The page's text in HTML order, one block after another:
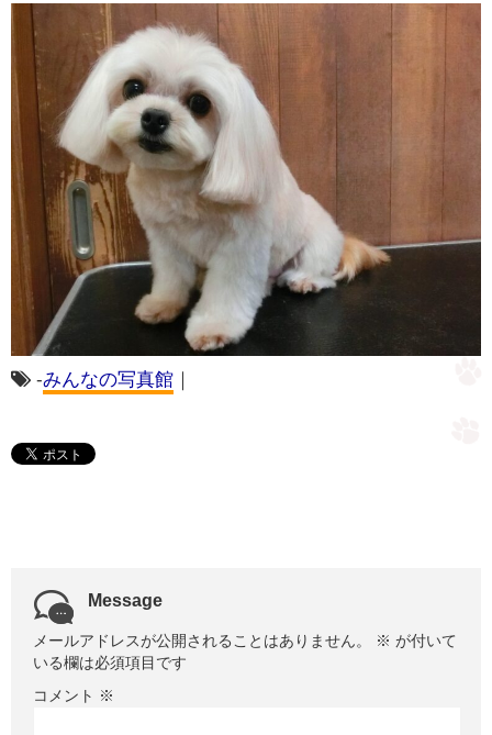
-みんなの写真館
Message
メールアドレスが公開されることはありません。 ※ が付いて
いる欄は必須項目です
コメント ※